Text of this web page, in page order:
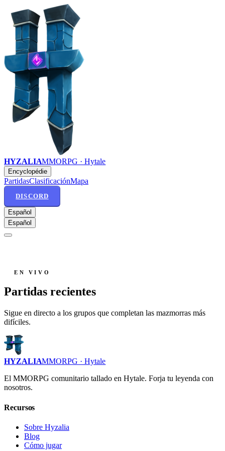
HYZALIAMMORPG · Hytale
Encyclopédie
PartidasClasificaciónMapa
DISCORD
Español
Español
EN VIVO
Partidas recientes
Sigue en directo a los grupos que completan las mazmorras más
difíciles.
HYZALIAMMORPG · Hytale
El MMORPG comunitario tallado en Hytale. Forja tu leyenda con
nosotros.
Recursos
Sobre Hyzalia
Blog
Cómo jugar